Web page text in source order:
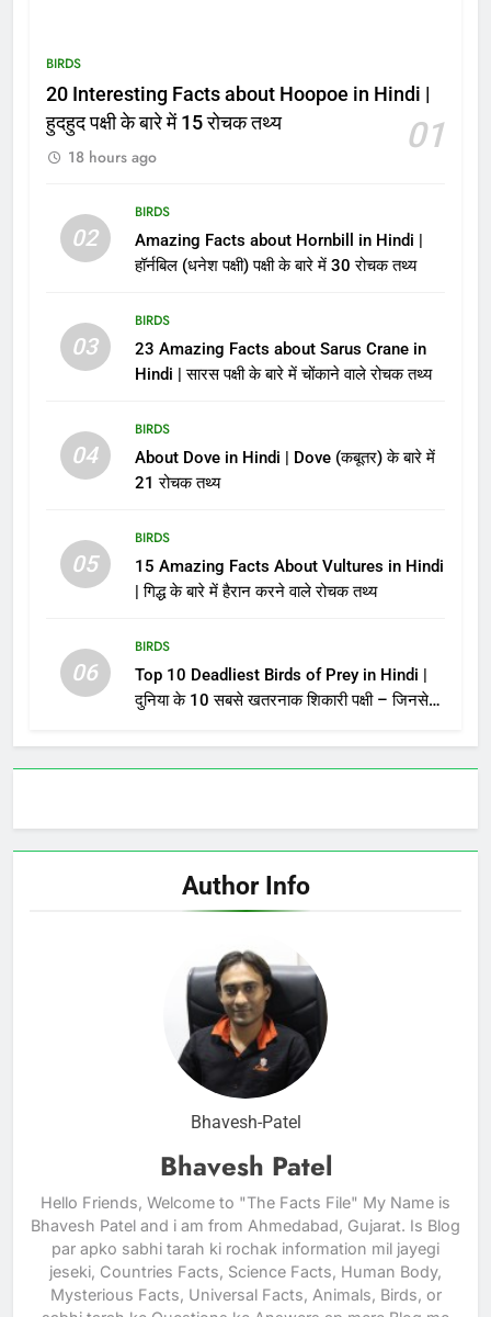
BIRDS
20 Interesting Facts about Hoopoe in Hindi |
हुदहुद पक्षी के बारे में 15 रोचक तथ्य
01
18 hours ago
02
BIRDS
Amazing Facts about Hornbill in Hindi |
हॉर्नबिल (धनेश पक्षी) पक्षी के बारे में 30 रोचक तथ्य
03
BIRDS
23 Amazing Facts about Sarus Crane in
Hindi | सारस पक्षी के बारे में चोंकाने वाले रोचक तथ्य
04
BIRDS
About Dove in Hindi | Dove (कबूतर) के बारे में
21 रोचक तथ्य
05
BIRDS
15 Amazing Facts About Vultures in Hindi
| गिद्ध के बारे में हैरान करने वाले रोचक तथ्य
06
BIRDS
Top 10 Deadliest Birds of Prey in Hindi |
दुनिया के 10 सबसे खतरनाक शिकारी पक्षी – जिनसे
Author Info
Bhavesh-Patel
Bhavesh Patel
Hello Friends, Welcome to "The Facts File" My Name is
Bhavesh Patel and i am from Ahmedabad, Gujarat. Is Blog
par apko sabhi tarah ki rochak information mil jayegi
jeseki, Countries Facts, Science Facts, Human Body,
Mysterious Facts, Universal Facts, Animals, Birds, or